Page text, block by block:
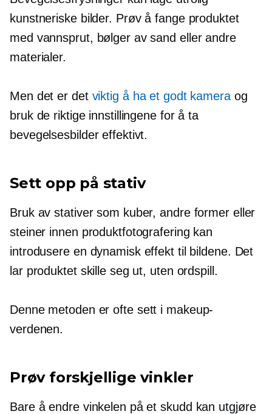
kunstneriske bilder. Prøv å fange produktet
med vannsprut, bølger av sand eller andre
materialer.
Men det er det viktig å ha et godt kameraog
bruk de riktige innstillingene for å ta
bevegelsesbilder effektivt.
Sett opp på stativ
Bruk av stativer som kuber, andre former eller
steiner innen produktfotografering kan
introdusere en dynamisk effekt til bildene. Det
lar produktet skille seg ut, uten ordspill.
Denne metoden er ofte sett i makeup-
verdenen.
Prøv forskjellige vinkler
Bare å endre vinkelen på et skudd kan utgjøre